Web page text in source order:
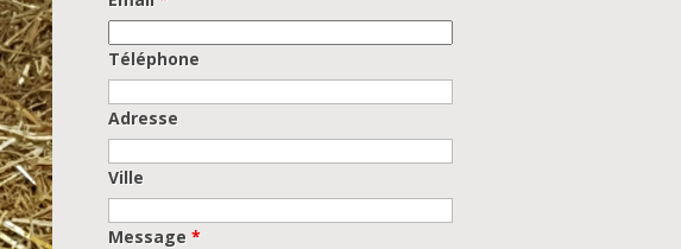
Téléphone
Adresse
Ville
Message *